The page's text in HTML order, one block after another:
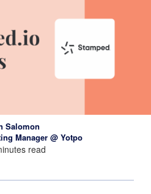
Salomon
Manager @ Yotpo
read